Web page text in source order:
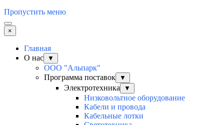
Пропустить меню
×
Главная
О нас
▼
ООО "Альпарк"
Программа поставок
▼
Электротехника ▼
Низковольтное оборудование
Кабели и провода
Кабельные лотки